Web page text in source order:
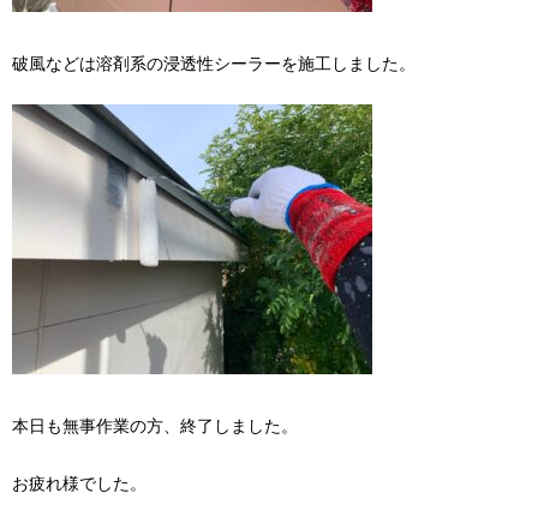
破風などは溶剤系の浸透性シーラーを施工しました。
本日も無事作業の方、終了しました。
お疲れ様でした。